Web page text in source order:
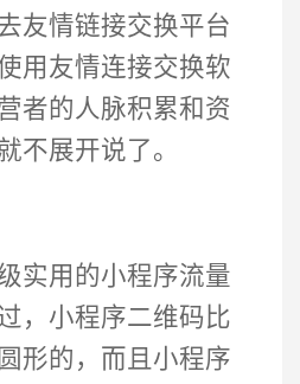
友情链接交换平台
用友情连接交换软
者的人脉积累和资
不展开说了。
实用的小程序流量
，小程序二维码比
形的，而且小程序